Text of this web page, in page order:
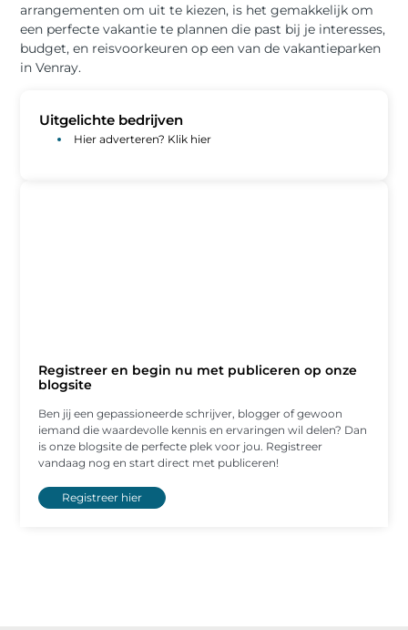
arrangementen om uit te kiezen, is het gemakkelijk om
een perfecte vakantie te plannen die past bij je interesses,
budget, en reisvoorkeuren op een van de vakantieparken
in Venray.
Uitgelichte bedrijven
Hier adverteren? Klik hier
Registreer en begin nu met publiceren op onze
blogsite
Ben jij een gepassioneerde schrijver, blogger of gewoon
iemand die waardevolle kennis en ervaringen wil delen? Dan
is onze blogsite de perfecte plek voor jou. Registreer
vandaag nog en start direct met publiceren!
Registreer hier